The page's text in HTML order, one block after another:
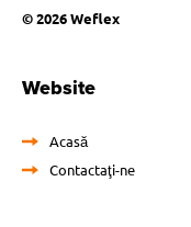
© 2026 Weflex
Website
Acasă
Contactaţi-ne